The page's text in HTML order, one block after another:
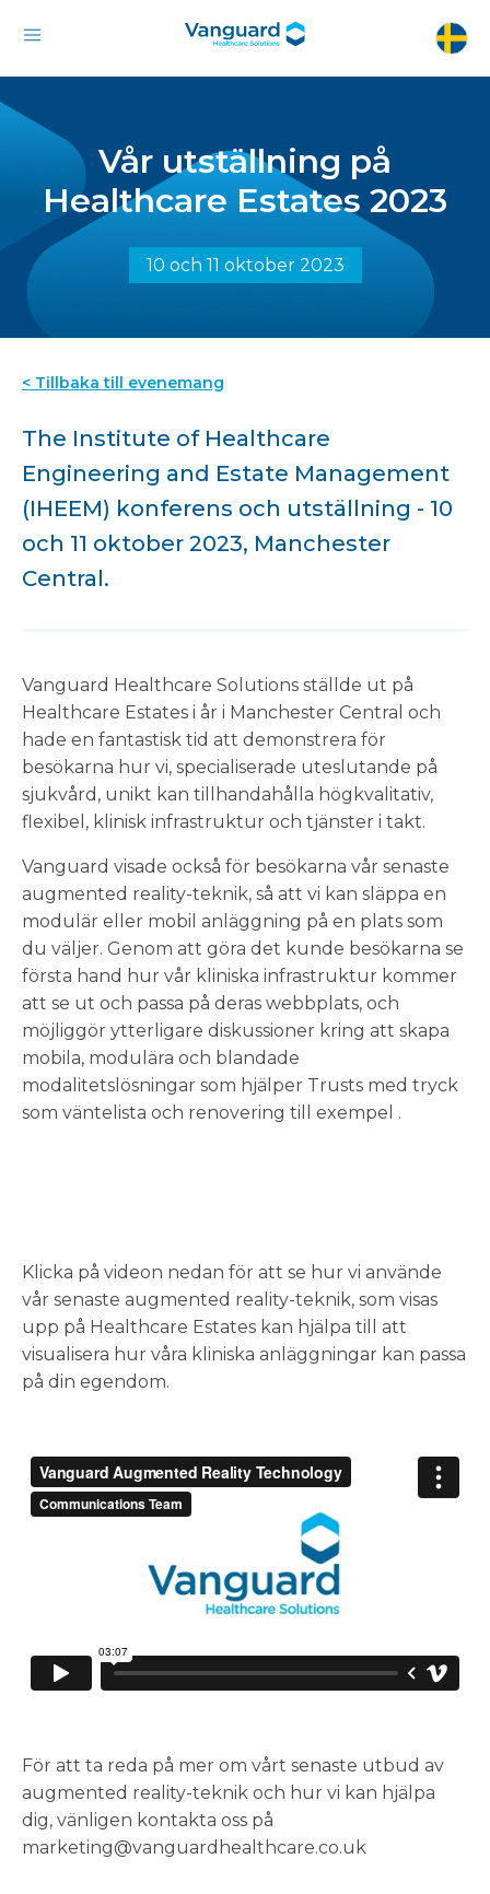
Vår utställning på
Healthcare Estates 2023
10 och 11 oktober 2023
< Tillbaka till evenemang
The Institute of Healthcare
Engineering and Estate Management
(IHEEM) konferens och utställning - 10
och 11 oktober 2023, Manchester
Central.
Vanguard Healthcare Solutions ställde ut på
Healthcare Estates i år i Manchester Central och
hade en fantastisk tid att demonstrera för
besökarna hur vi, specialiserade uteslutande på
sjukvård, unikt kan tillhandahålla högkvalitativ,
flexibel, klinisk infrastruktur och tjänster i takt.
Vanguard visade också för besökarna vår senaste
augmented reality-teknik, så att vi kan släppa en
modulär eller mobil anläggning på en plats som
du väljer. Genom att göra det kunde besökarna se
första hand hur vår kliniska infrastruktur kommer
att se ut och passa på deras webbplats, och
möjliggör ytterligare diskussioner kring att skapa
mobila, modulära och blandade
modalitetslösningar som hjälper Trusts med tryck
som väntelista och renovering till exempel .
Klicka på videon nedan för att se hur vi använde
vår senaste augmented reality-teknik, som visas
upp på Healthcare Estates kan hjälpa till att
visualisera hur våra kliniska anläggningar kan passa
på din egendom.
För att ta reda på mer om vårt senaste utbud av
augmented reality-teknik och hur vi kan hjälpa
dig, vänligen kontakta oss på
marketing@vanguardhealthcare.co.uk